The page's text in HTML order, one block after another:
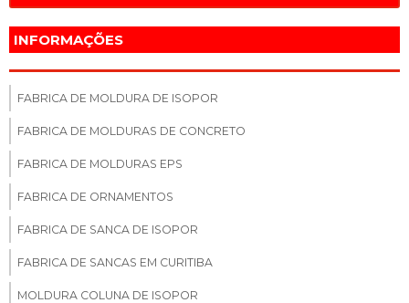
INFORMAÇÕES
FABRICA DE MOLDURA DE ISOPOR
FABRICA DE MOLDURAS DE CONCRETO
FABRICA DE MOLDURAS EPS
FABRICA DE ORNAMENTOS
FABRICA DE SANCA DE ISOPOR
FABRICA DE SANCAS EM CURITIBA
MOLDURA COLUNA DE ISOPOR